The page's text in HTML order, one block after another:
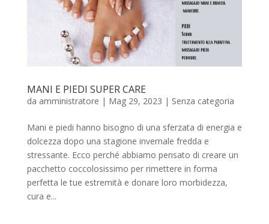
MANI E PIEDI SUPER CARE
da amministratore | Mag 29, 2023 | Senza categoria
Mani e piedi hanno bisogno di una sferzata di energia e
dolcezza dopo una stagione invernale fredda e
stressante. Ecco perché abbiamo pensato di creare un
pacchetto coccolosissimo per rimettere in forma
perfetta le tue estremità e donare loro morbidezza,
cura e...